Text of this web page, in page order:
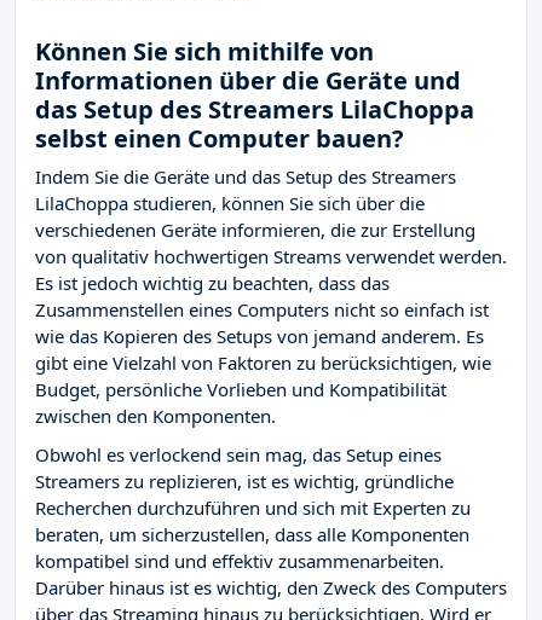
Können Sie sich mithilfe von
Informationen über die Geräte und
das Setup des Streamers LilaChoppa
selbst einen Computer bauen?
Indem Sie die Geräte und das Setup des Streamers
LilaChoppa studieren, können Sie sich über die
verschiedenen Geräte informieren, die zur Erstellung
von qualitativ hochwertigen Streams verwendet werden.
Es ist jedoch wichtig zu beachten, dass das
Zusammenstellen eines Computers nicht so einfach ist
wie das Kopieren des Setups von jemand anderem. Es
gibt eine Vielzahl von Faktoren zu berücksichtigen, wie
Budget, persönliche Vorlieben und Kompatibilität
zwischen den Komponenten.
Obwohl es verlockend sein mag, das Setup eines
Streamers zu replizieren, ist es wichtig, gründliche
Recherchen durchzuführen und sich mit Experten zu
beraten, um sicherzustellen, dass alle Komponenten
kompatibel sind und effektiv zusammenarbeiten.
Darüber hinaus ist es wichtig, den Zweck des Computers
über das Streaming hinaus zu berücksichtigen. Wird er